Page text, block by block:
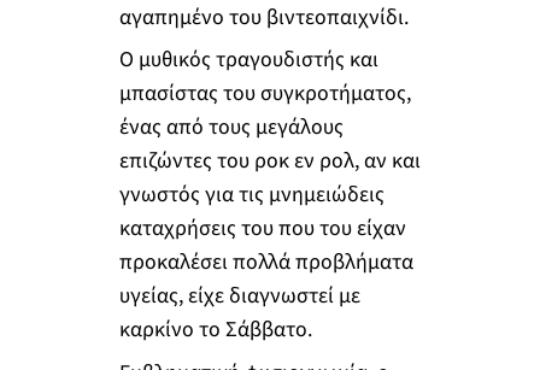
αγαπημένο του βιντεοπαιχνίδι.
Ο μυθικός τραγουδιστής και
μπασίστας του συγκροτήματος,
ένας από τους μεγάλους
επιζώντες του ροκ εν ρολ, αν και
γνωστός για τις μνημειώδεις
καταχρήσεις του που του είχαν
προκαλέσει πολλά προβλήματα
υγείας, είχε διαγνωστεί με
καρκίνο το Σάββατο.